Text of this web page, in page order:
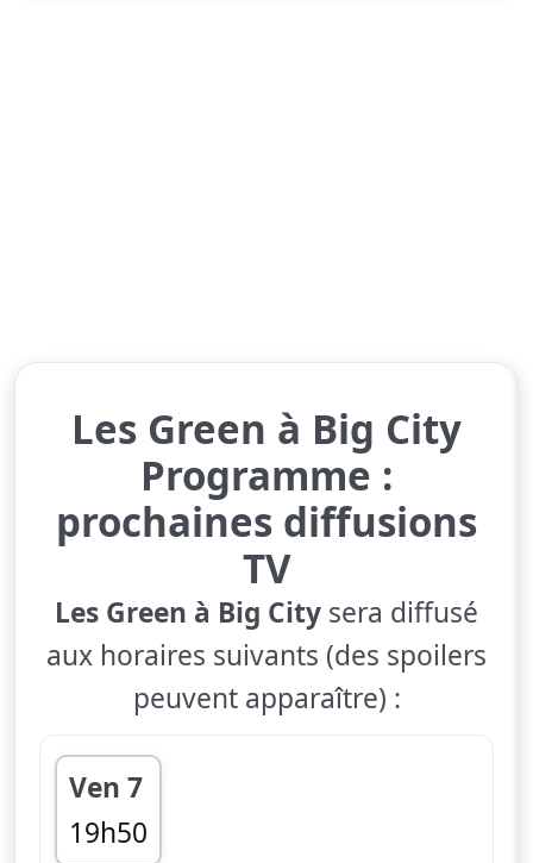
Les Green à Big City
Programme :
prochaines diffusions
TV
Les Green à Big City sera diffusé
aux horaires suivants (des spoilers
peuvent apparaître) :
Ven 7
19h50